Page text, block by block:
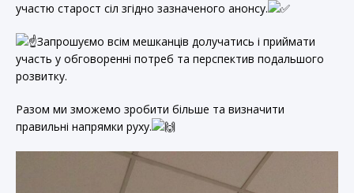
участю старост сіл згідно зазначеного анонсу.
Запрошуємо всім мешканців долучатись і приймати
участь у обговоренні потреб та перспектив подальшого
розвитку.
Разом ми зможемо зробити більше та визначити
правильні напрямки руху.